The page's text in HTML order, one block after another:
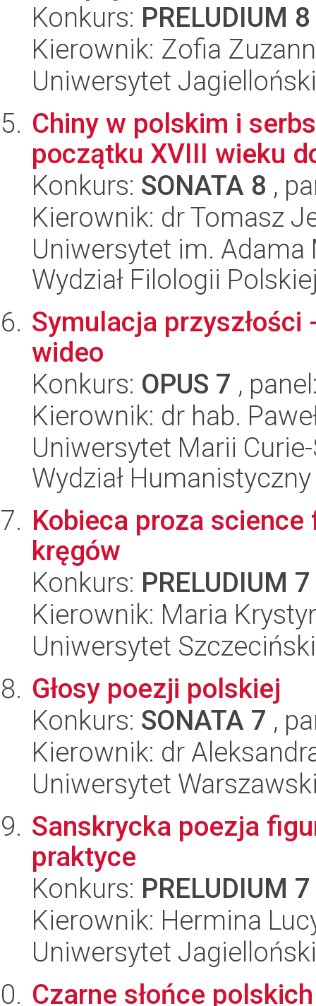
Konkurs: PRELUDIUM 8
Kierownik: Zofia
Uniwersytet
Chiny w polskim i
początku XVIII wieku
Konkurs: SONATA 8 ,
Kierownik: dr Tomasz
Uniwersytet im.
Wydział Filologii
Symulacja
wideo
Konkurs: OPUS 7 ,
Kierownik: dr hab.
Uniwersytet Marii
Wydział Humanistyczny
Kobieca proza
kręgów
Konkurs: PRELUDIUM 7
Kierownik: Maria
Uniwersytet
Głosy poezji polskiej
Konkurs: SONATA 7 ,
Kierownik: dr
Uniwersytet
Sanskrycka poezja
praktyce
Konkurs: PRELUDIUM 7
Kierownik: Hermina
Uniwersytet
Czarne słońce